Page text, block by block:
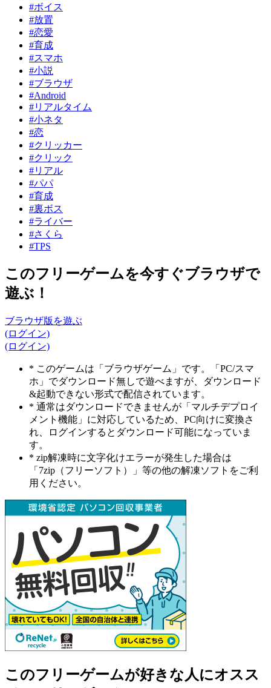
#ボイス
#放置
#恋愛
#育成
#スマホ
#小説
#ブラウザ
#Android
#リアルタイム
#小ネタ
#恋
#クリッカー
#クリック
#リアル
#パパ
#育成
#裏ボス
#ライバー
#さくら
#TPS
このフリーゲームを今すぐブラウザで
遊ぶ！
ブラウザ版を遊ぶ
(ログイン)
(ログイン)
* このゲームは「ブラウザゲーム」です。「PC/スマ
ホ」でダウンロード無しで遊べますが、ダウンロード
&起動できない形式で配信されています。
* 通常はダウンロードできませんが「マルチデプロイ
メント機能」に対応しているため、PC向けに変換さ
れ、ログインするとダウンロード可能になっていま
す。
* zip解凍時に文字化けエラーが発生した場合は
「7zip（フリーソフト）」等の他の解凍ソフトをご利
用ください。
このフリーゲームが好きな人にオスス